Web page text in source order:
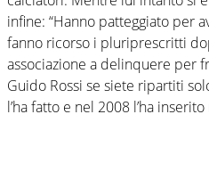
infine: “Hanno patteggiato per
fanno ricorso i pluriprescritti
associazione a delinquere per
Guido Rossi se siete ripartiti
l’ha fatto e nel 2008 l’ha